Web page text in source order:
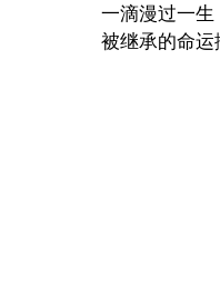
一滴漫过一
被继承的命运